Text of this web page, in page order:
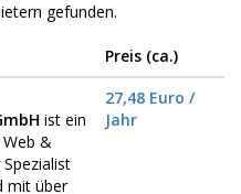
gefunden.
Preis (ca.)
ist ein
&
mit über
27,48 Euro /
Jahr